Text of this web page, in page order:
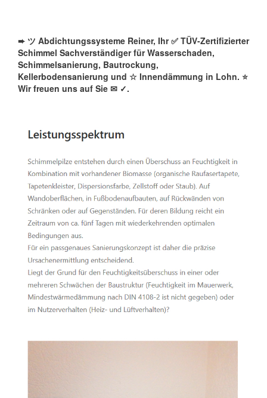
➨ ツ Abdichtungssysteme Reiner, Ihr ✅ TÜV-Zertifizierter
Schimmel Sachverständiger für Wasserschaden,
Schimmelsanierung, Bautrockung,
Kellerbodensanierung und ☆ Innendämmung in Lohn. ⭐
Wir freuen uns auf Sie ✉ ✓️.